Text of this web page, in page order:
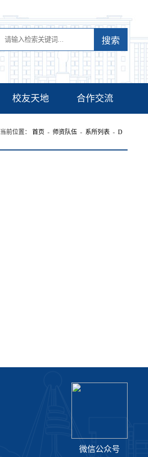
校友天地 合作交流
当前位置： 首页 - 师资队伍- 系所列表- D
微信公众号